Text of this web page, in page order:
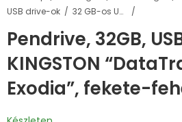
USB drive-ok
32 GB-os USB pendrive-ok
Pendrive, 32GB,
KINGSTON
Exodia”, fekete-